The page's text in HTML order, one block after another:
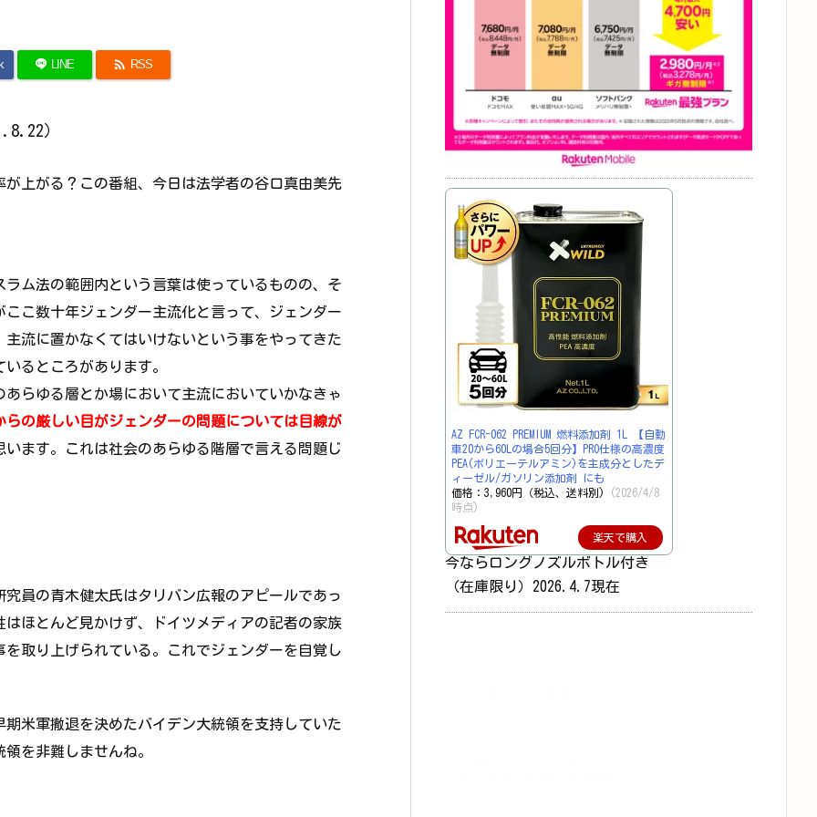
LINE  RSS
）
上がる？この番組、今日は法学者の谷口真由美先
ム法の範囲内という言葉は使っているものの、そ
こ数十年ジェンダー主流化と言って、ジェンダー
流に置かなくてはいけないという事をやってきた
るところがあります。
らゆる層とか場において主流においていかなきゃ
らの厳しい目がジェンダーの問題については目線が
います。これは社会のあらゆる階層で言える問題じ
員の青木健太氏はタリバン広報のアピールであっ
ほとんど見かけず、ドイツメディアの記者の家族
取り上げられている。これでジェンダーを自覚し
米軍撤退を決めたバイデン大統領を支持していた
を非難しませんね。
AZ FCR-062 PREMIUM 燃料添加剤 1L 【自動
車20から60Lの場合5回分】PRO仕様の高濃度
PEA(ポリエーテルアミン)を主成分としたデ
ィーゼル/ガソリン添加剤 にも
価格：3,960円（税込、送料別)
(2026/4/8
時点)
楽天で購入
今ならロングノズルボトル付き
（在庫限り）2026.4.7現在